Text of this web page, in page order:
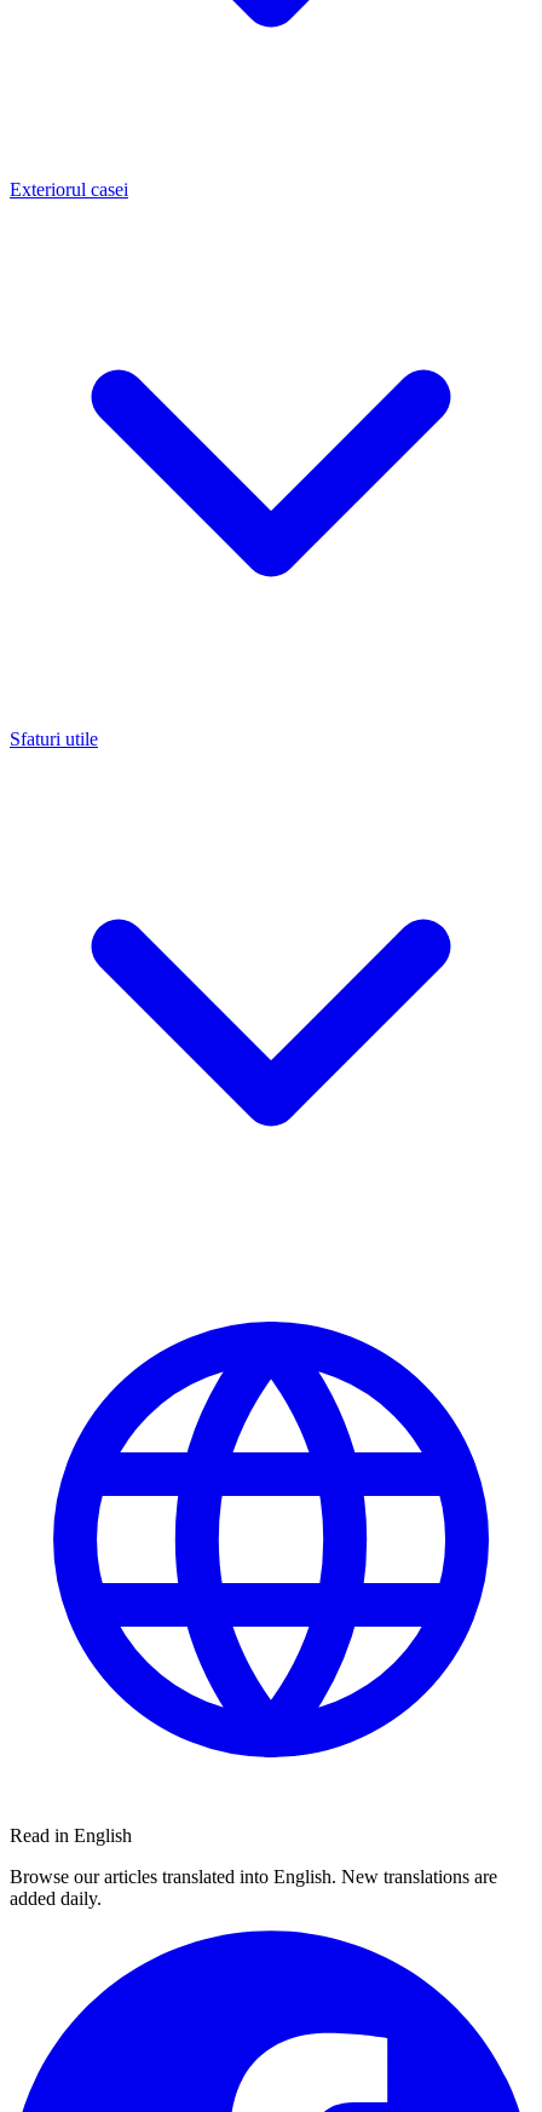
Exteriorul casei
Sfaturi utile
Read in English
Browse our articles translated into English. New translations are
added daily.